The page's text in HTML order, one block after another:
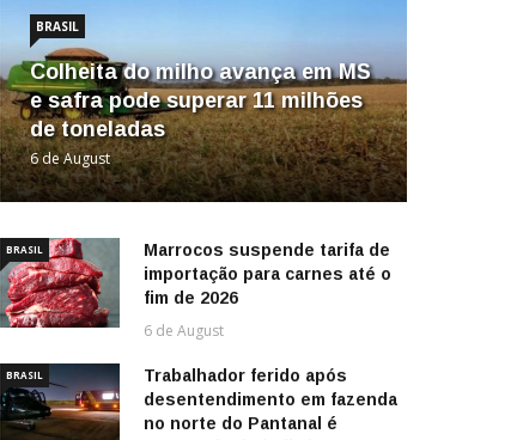
BRASIL
Colheita do milho avança em MS
e safra pode superar 11 milhões
de toneladas
6 de August
BRASIL
Marrocos suspende tarifa de
importação para carnes até o
fim de 2026
6 de August
BRASIL
Trabalhador ferido após
desentendimento em fazenda
no norte do Pantanal é